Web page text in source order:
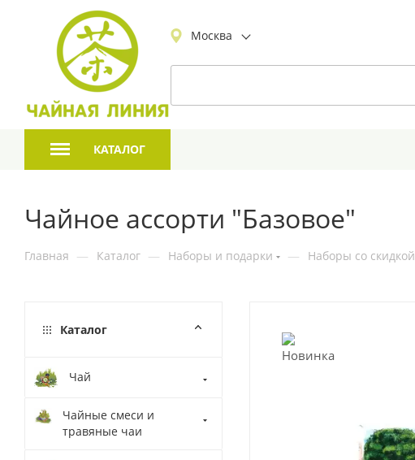
Москва
КАТАЛОГ
Чайное ассорти "Базовое"
Главная — Каталог — Наборы и подарки — Наборы со скидкой
Каталог
Чай
Чайные смеси и
травяные чаи